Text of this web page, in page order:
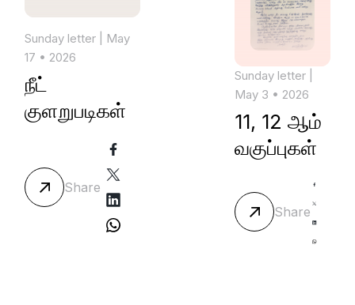
Sunday letter
| May
17 • 2026
நீட்
குளறுபடிகள்
Share
Sunday letter
May 3 • 2026
11, 12 ஆம்
வகுப்புகள்
Share